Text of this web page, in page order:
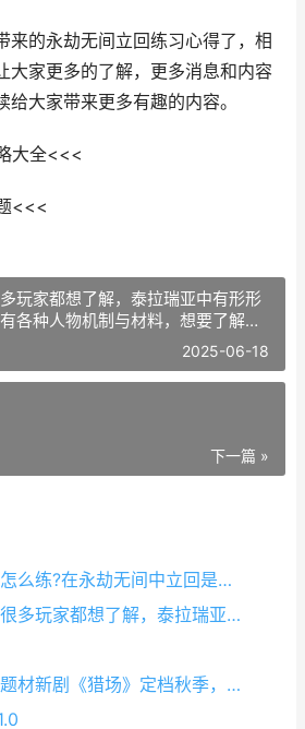
来的永劫无间立回练习心得了，相
大家更多的了解，更多消息和内容
大家带来更多有趣的内容。
大全<<<
<<<
玩家都想了解，泰拉瑞亚中有形形
各种人物机制与材料，想要了解的
多玩家都想深入的了解这款好玩的
字雕像有什么用。
2025-06-18
下一篇 »
永劫无间立回技巧怎么练?在永劫无间中立回是一项战斗技巧，新手玩家和老玩家都是需要时长练习的，那么下面就给大家带来了永劫无间立回练习心得，希望对大家有所帮助。
泰拉瑞亚文字雕像很多玩家都想了解，泰拉瑞亚中有形形色色的武器装备，还有各种人物机制与材料，想要了解的话得费很多的功夫，很多玩家都想深入的了解这款好玩的游戏，下面就来看看文字雕像有什么用。
由胡歌主演的商战题材新剧《猎场》定档秋季，官方授权改编的《猎场》手游也将于9月7日开启删档首测。各位老板在在游戏中可以扮演郑秋冬或罗伊人，经营公司、圈地开店。今天就来给大家介绍一下《猎场》航海贸易的吉